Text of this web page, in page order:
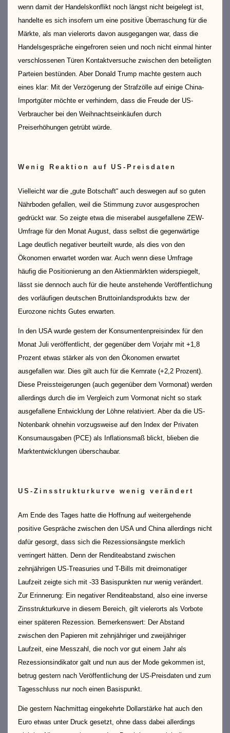
wenn damit der Handelskonflikt noch längst nicht beigelegt ist,
handelte es sich insofern um eine positive Überraschung für die
Märkte, als man vielerorts davon ausgegangen war, dass die
Handelsgespräche eingefroren seien und noch nicht einmal hinter
verschlossenen Türen Kontaktversuche zwischen den beteiligten
Parteien bestünden. Aber Donald Trump machte gestern auch
eines klar: Mit der Verzögerung der Strafzölle auf einige China-
Importgüter möchte er verhindern, dass die Freude der US-
Verbraucher bei den Weihnachtseinkäufen durch
Preiserhöhungen getrübt würde.
Wenig Reaktion auf US-Preisdaten
Vielleicht war die „gute Botschaft“ auch deswegen auf so guten
Nährboden gefallen, weil die Stimmung zuvor ausgesprochen
gedrückt war. So zeigte etwa die miserabel ausgefallene ZEW-
Umfrage für den Monat August, dass selbst die gegenwärtige
Lage deutlich negativer beurteilt wurde, als dies von den
Ökonomen erwartet worden war. Auch wenn diese Umfrage
häufig die Positionierung an den Aktienmärkten widerspiegelt,
lässt sie dennoch auch für die heute anstehende Veröffentlichung
des vorläufigen deutschen Bruttoinlandsprodukts bzw. der
Eurozone nichts Gutes erwarten.
In den USA wurde gestern der Konsumentenpreisindex für den
Monat Juli veröffentlicht, der gegenüber dem Vorjahr mit +1,8
Prozent etwas stärker als von den Ökonomen erwartet
ausgefallen war. Dies gilt auch für die Kernrate (+2,2 Prozent).
Diese Preissteigerungen (auch gegenüber dem Vormonat) werden
allerdings durch die im Vergleich zum Vormonat nicht so stark
ausgefallene Entwicklung der Löhne relativiert. Aber da die US-
Notenbank ohnehin vorzugsweise auf den Index der Privaten
Konsumausgaben (PCE) als Inflationsmaß blickt, blieben die
Marktentwicklungen überschaubar.
US-Zinsstrukturkurve wenig verändert
Am Ende des Tages hatte die Hoffnung auf weitergehende
positive Gespräche zwischen den USA und China allerdings nicht
dafür gesorgt, dass sich die Rezessionsängste merklich
verringert hätten. Denn der Renditeabstand zwischen
zehnjährigen US-Treasuries und T-Bills mit dreimonatiger
Laufzeit zeigte sich mit -33 Basispunkten nur wenig verändert.
Zur Erinnerung: Ein negativer Renditeabstand, also eine inverse
Zinsstrukturkurve in diesem Bereich, gilt vielerorts als Vorbote
einer späteren Rezession. Bemerkenswert: Der Abstand
zwischen den Papieren mit zehnjähriger und zweijähriger
Laufzeit, eine Messzahl, die noch vor gut einem Jahr als
Rezessionsindikator galt und nun aus der Mode gekommen ist,
betrug gestern nach Veröffentlichung der US-Preisdaten und zum
Tagesschluss nur noch einen Basispunkt.
Die gestern Nachmittag eingekehrte Dollarstärke hat auch den
Euro etwas unter Druck gesetzt, ohne dass dabei allerdings